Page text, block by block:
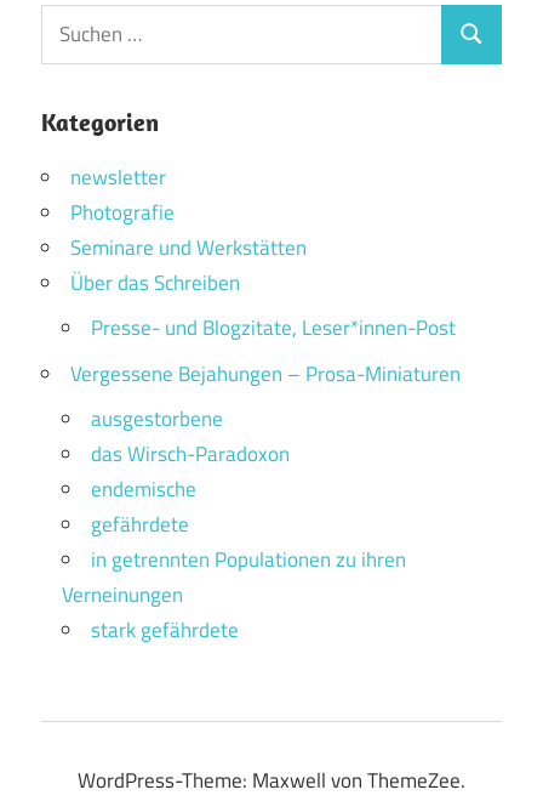
Suchen
nach:
Suchen
Kategorien
newsletter
Photografie
Seminare und Werkstätten
Über das Schreiben
Presse- und Blogzitate, Leser*innen-Post
Vergessene Bejahungen – Prosa-Miniaturen
ausgestorbene
das Wirsch-Paradoxon
endemische
gefährdete
in getrennten Populationen zu ihren
Verneinungen
stark gefährdete
WordPress-Theme: Maxwell von ThemeZee.